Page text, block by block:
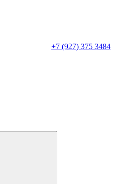
+7 (927) 375 3484